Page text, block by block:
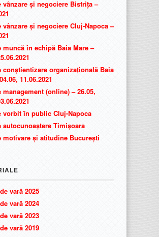
vânzare și negociere Bistrița –
vânzare și negociere Cluj-Napoca –
muncă în echipă Baia Mare –
conștientizare organizațională Baia
11.06.2021
management (online) – 26.05,
vorbit în public Cluj-Napoca
autocunoaștere Timișoara
motivare și atitudine București
vară 2025
vară 2024
vară 2023
vară 2019